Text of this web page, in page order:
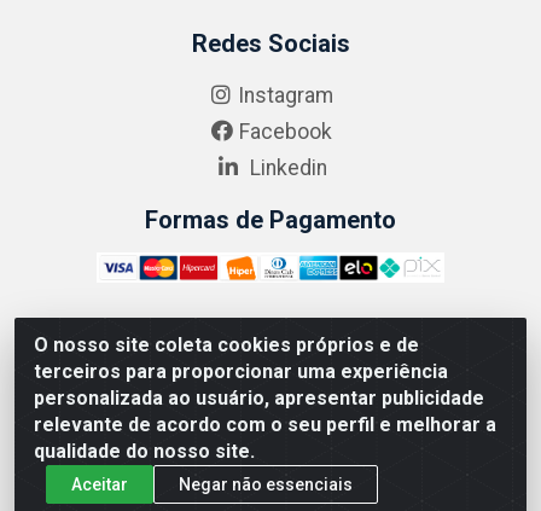
O nosso site coleta cookies próprios e de
terceiros para proporcionar uma experiência
personalizada ao usuário, apresentar publicidade
relevante de acordo com o seu perfil e melhorar a
qualidade do nosso site.
Aceitar Negar não essenciais
Redes Sociais
Instagram
Facebook
Linkedin
Formas de Pagamento
ABRASEG COMÉRCIO ATACADISTA LTDA - CNPJ:
10.894.768/0001-00 - Avenida Lobo Júnior, 1045 -
Penha Circular - Rio de Janeiro - RJ - CEP 21020-124